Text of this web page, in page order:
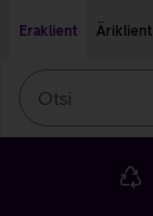
Eraklient
Äriklient